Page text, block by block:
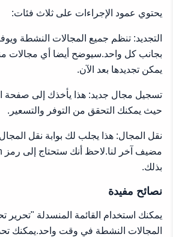
يحتوي عمود الإجراءات على ثلاث فئات:
التجديد: تنظم جميع المجالات النشطة
بجانب كل واحد.سيوضح أيضا أي مجالات
يمكن تجديدها بعد الآن.
تسجيل مجال جديد: هذا يأخذك إلى صفحة
حيث يمكنك التحقق من التوفر والتسعير.
نقل المجال: هذا يجلب لك بوابة نقل
بذلك.
نصائح مفيدة
يمكنك استخدام القائمة المنسدلة "تحرير
المجالات النشطة في وقت واحد.يمكنك